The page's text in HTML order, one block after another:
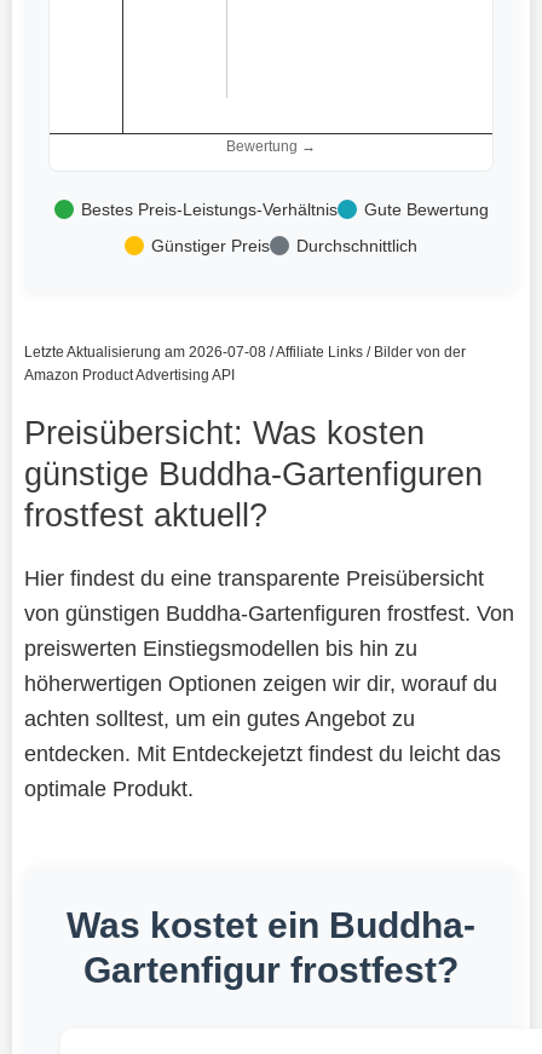
Bewertung →
Bestes Preis-Leistungs-Verhältnis
Gute Bewertung
Günstiger Preis
Durchschnittlich
Letzte Aktualisierung am 2026-07-08 / Affiliate Links / Bilder von der
Amazon Product Advertising API
Preisübersicht: Was kosten
günstige Buddha-Gartenfiguren
frostfest aktuell?
Hier findest du eine transparente Preisübersicht
von günstigen Buddha-Gartenfiguren frostfest. Von
preiswerten Einstiegsmodellen bis hin zu
höherwertigen Optionen zeigen wir dir, worauf du
achten solltest, um ein gutes Angebot zu
entdecken. Mit Entdeckejetzt findest du leicht das
optimale Produkt.
Was kostet ein Buddha-
Gartenfigur frostfest?